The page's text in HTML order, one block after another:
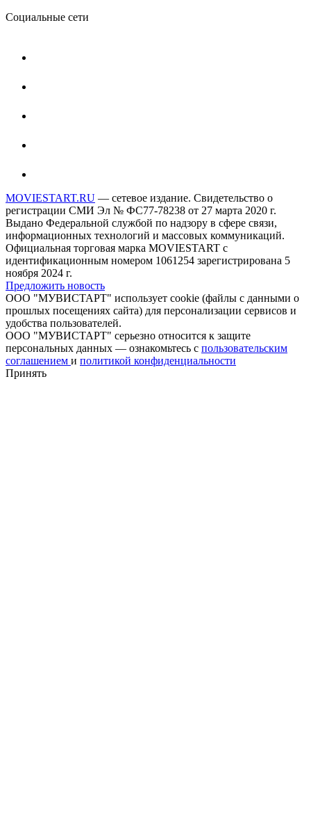
Социальные сети
MOVIESTART.RU — сетевое издание. Свидетельство о
регистрации СМИ Эл № ФС77-78238 от 27 марта 2020 г.
Выдано Федеральной службой по надзору в сфере связи,
информационных технологий и массовых коммуникаций.
Официальная торговая марка MOVIESTART с
идентификационным номером 1061254 зарегистрирована 5
ноября 2024 г.
Предложить новость
ООО "МУВИСТАРТ" использует cookie (файлы с данными о
прошлых посещениях сайта) для персонализации сервисов и
удобства пользователей.
ООО "МУВИСТАРТ" серьезно относится к защите
персональных данных — ознакомьтесь с пользовательским
соглашением и политикой конфиденциальности
Принять